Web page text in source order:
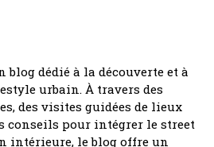
blog dédié à la découverte et à
urbain. À travers des
des visites guidées de lieux
conseils pour intégrer le street
intérieure, le blog offre un